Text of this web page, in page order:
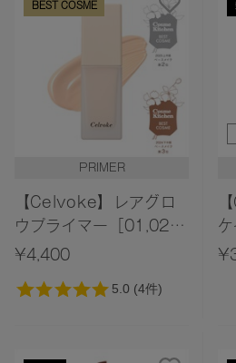
BEST COSME
PRIMER
【Celvoke】レアグロ
ウプライマー［01,02］
＜新色追加＞
¥4,400